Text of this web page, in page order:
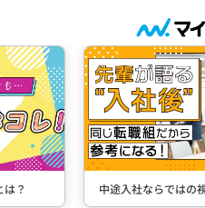
？ 中途入社ならではの